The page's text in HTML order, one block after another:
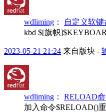
wdliming ：
自定义软键
kbd $[旗帜
2023-05-21 21:24 来自版块 -
wdliming ： RELOAD
加入命令$RELOAD()